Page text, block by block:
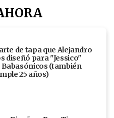
de tapa que Alejandro
diseñó para "Jessico"
Babasónicos (también
25 años)